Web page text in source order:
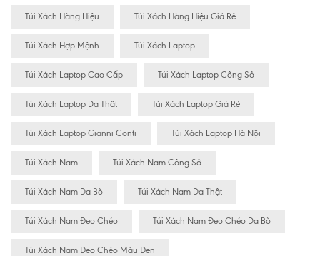
Túi Xách Hàng Hiệu Túi Xách Hàng Hiệu Giá Rẻ
Túi Xách Hợp Mệnh Túi Xách Laptop
Túi Xách Laptop Cao Cấp Túi Xách Laptop Công Sở
Túi Xách Laptop Da Thật Túi Xách Laptop Giá Rẻ
Túi Xách Laptop Gianni Conti Túi Xách Laptop Hà Nội
Túi Xách Nam Túi Xách Nam Công Sở
Túi Xách Nam Da Bò Túi Xách Nam Da Thật
Túi Xách Nam Đeo Chéo Túi Xách Nam Đeo Chéo Da Bò
Túi Xách Nam Đeo Chéo Màu Đen